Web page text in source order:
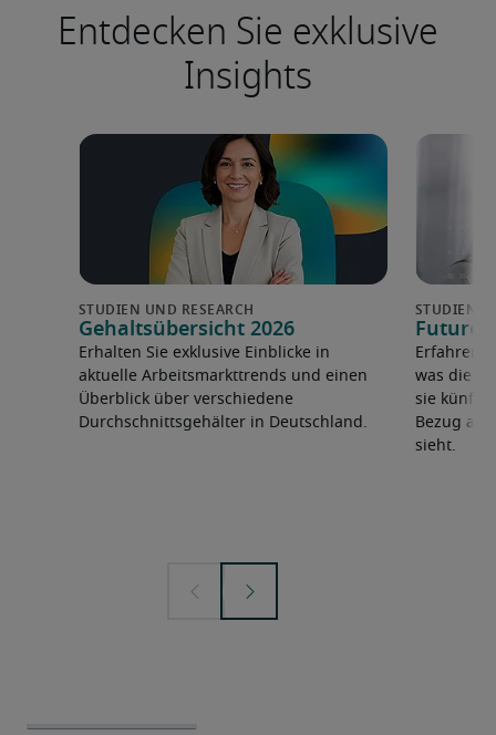
Entdecken Sie exklusive
Insights
Gehaltsübersicht 2026
Erhalten Sie exklusive Einblicke in
aktuelle Arbeitsmarkttrends und einen
Überblick über verschiedene
Durchschnittsgehälter in Deutschland.
Future
Erfahren
was die
sie
Bezug
sieht.